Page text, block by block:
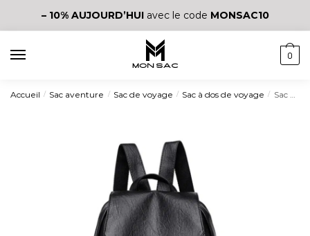
– 10% AUJOURD’HUIavec le code MONSAC10
0
Accueil / Sac aventure / Sac de voyage / Sac à dos de voyage / Sac à dos voyage en cuir de haute qualité